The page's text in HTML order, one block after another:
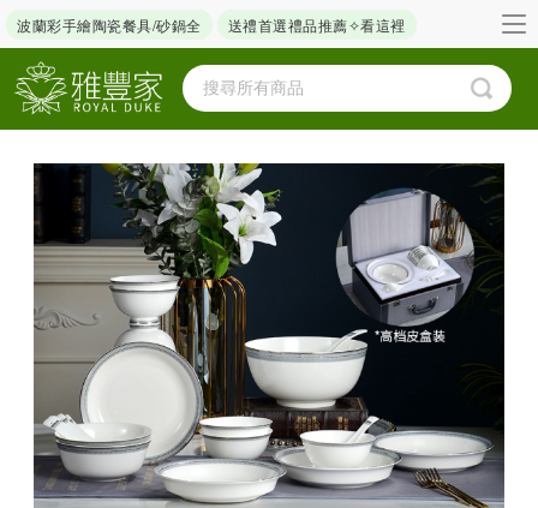
波蘭彩手繪陶瓷餐具/砂鍋全 送禮首選禮品推薦✧看這裡